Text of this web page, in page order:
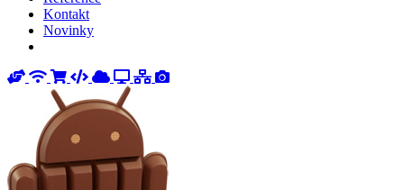
Kontakt
Novinky